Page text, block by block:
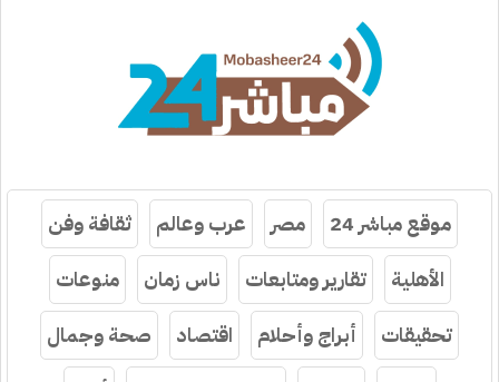
موقع مباشر 24 مصر عرب وعالم
ثقافة وفن
الأهلية
تقارير ومتابعات ناس زمان
منوعات
تحقيقات
أبراج وأحلام اقتصاد
صحة وجمال